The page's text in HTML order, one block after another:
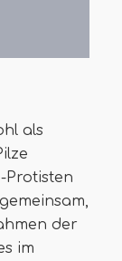
als
Protisten
der
im